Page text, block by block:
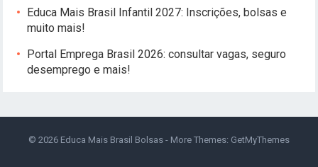
Educa Mais Brasil Infantil 2027: Inscrições, bolsas e
muito mais!
Portal Emprega Brasil 2026: consultar vagas, seguro
desemprego e mais!
© 2026 Educa Mais Brasil Bolsas - More Themes: GetMyThemes